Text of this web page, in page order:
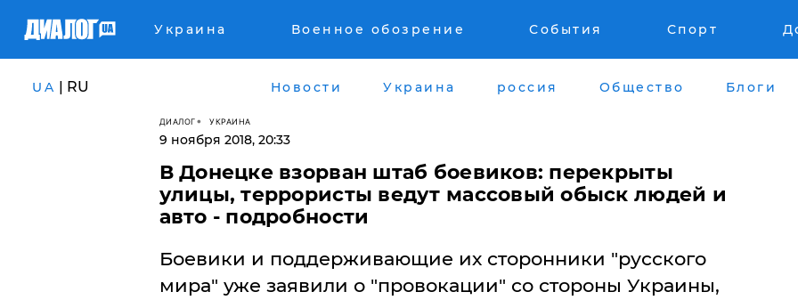
Украина Военное обозрение События Спорт
UA | RU Новости Украина россия Общество Блоги
ДИАЛОГ УКРАИНА
9 ноября 2018, 20:33
В Донецке взорван штаб боевиков: перекрыты
улицы, террористы ведут массовый обыск людей и
авто - подробности
Боевики и поддерживающие их сторонники "русского
мира" уже заявили о "провокации" со стороны Украины,